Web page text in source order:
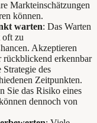
Markteinschätzungen
können.
warten: Das Warten
oft zu
Akzeptieren
rückblickend erkennbar
Strategie des
Zeitpunkten.
Sie das Risiko eines
dennoch von